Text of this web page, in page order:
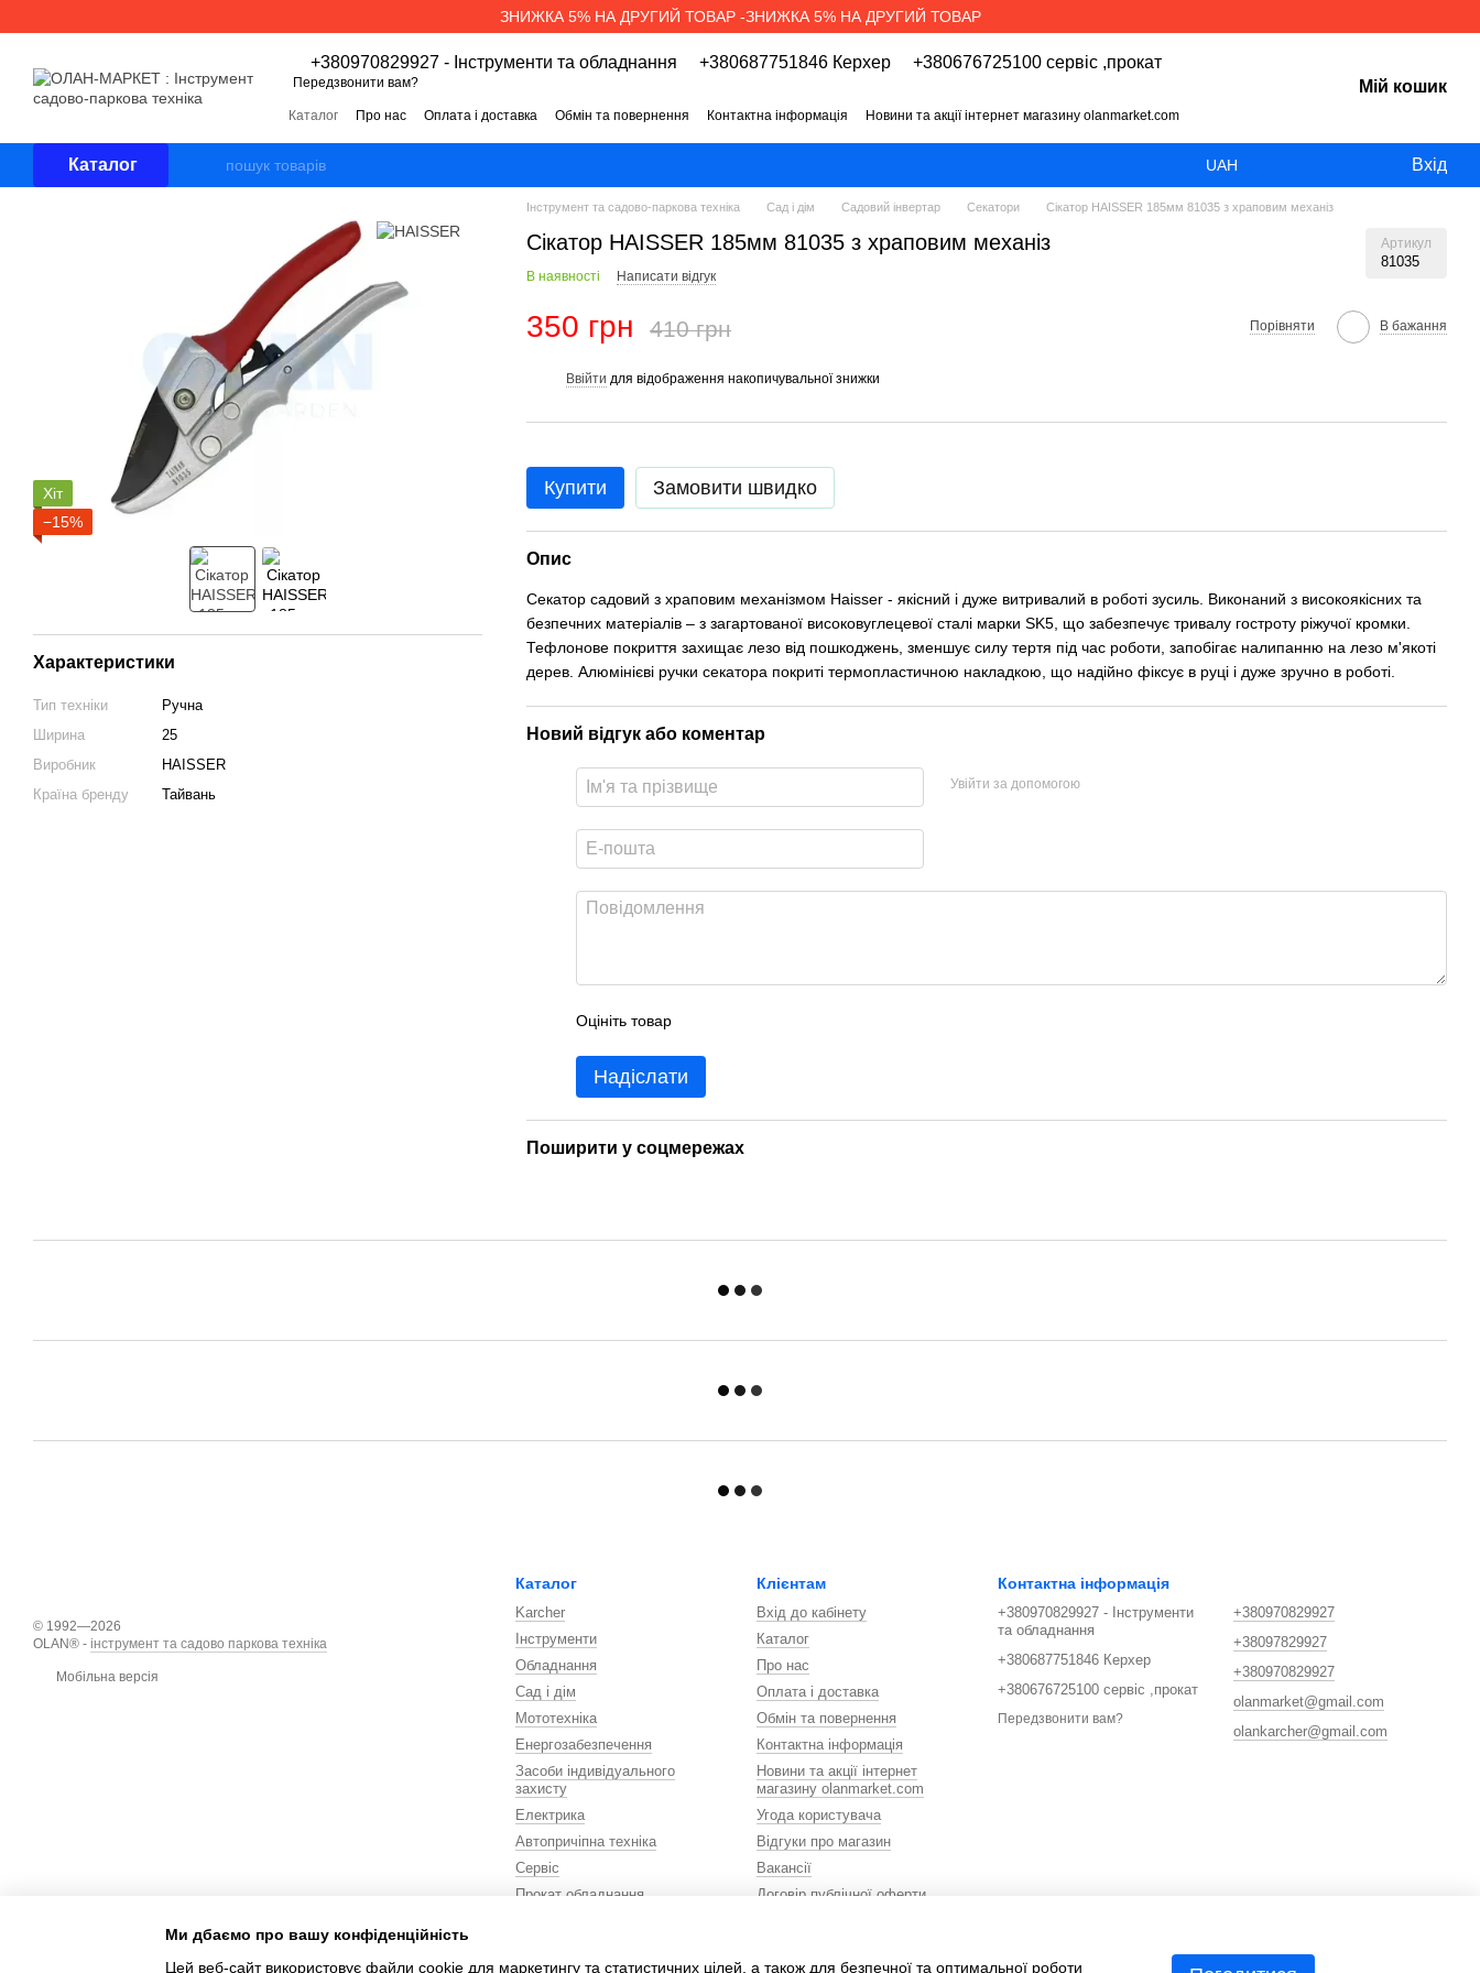
ЗНИЖКА 5% НА ДРУГИЙ ТОВАР -ЗНИЖКА 5% НА ДРУГИЙ ТОВАР
+380970829927 - Інструменти та обладнання +380687751846 Керхер +380676725100 сервіс ,прокат
Передзвонити вам?
Каталог Про нас Оплата і доставка Обмін та повернення Контактна інформація
Новини та акції інтернет магазину olanmarket.com
Мій кошик
Каталог UAH Вхід
Хіт
−15%
Характеристики
Тип техніки
Ручна
Ширина
25
Виробник
HAISSER
Країна бренду
Тайвань
Інструмент та садово-паркова техніка Сад і дім Садовий інвертар Секатори Сікатор HAISSER 185мм 81035 з храповим механіз
Сікатор HAISSER 185мм 81035 з храповим механіз Артикул
81035
В наявності Написати відгук
350 грн 410 грн Порівняти В бажання
Ввійти для відображення накопичувальної знижки
Купити Замовити швидко
Опис
Секатор садовий з храповим механізмом Haisser - якісний і дуже витривалий в роботі зусиль. Виконаний з високоякісних та
безпечних матеріалів – з загартованої високовуглецевої сталі марки SK5, що забезпечує тривалу гостроту ріжучої кромки.
Тефлонове покриття захищає лезо від пошкоджень, зменшує силу тертя під час роботи, запобігає налипанню на лезо м'якоті
дерев. Алюмінієві ручки секатора покриті термопластичною накладкою, що надійно фіксує в руці і дуже зручно в роботі.
Новий відгук або коментар
Увійти за допомогою
Оцініть товар
Надіслати
Поширити у соцмережах
© 1992—2026
OLAN® - інструмент та садово паркова техніка
Мобільна версія
Каталог
Karcher
Інструменти
Обладнання
Сад і дім
Мототехніка
Енергозабезпечення
Засоби індивідуального
захисту
Електрика
Автопричіпна техніка
Сервіс
Прокат обладнання
Клієнтам
Вхід до кабінету
Каталог
Про нас
Оплата і доставка
Обмін та повернення
Контактна інформація
Новини та акції інтернет
магазину olanmarket.com
Угода користувача
Відгуки про магазин
Вакансії
Договір публічної оферти
Контактна інформація
+380970829927 - Інструменти
та обладнання
+380687751846 Керхер
+380676725100 сервіс ,прокат
Передзвонити вам?
+380970829927
+38097829927
+380970829927
olanmarket@gmail.com
olankarcher@gmail.com
Ми дбаємо про вашу конфіденційність
Цей веб-сайт використовує файли cookie для маркетингу та статистичних цілей, а також для безпечної та оптимальної роботи